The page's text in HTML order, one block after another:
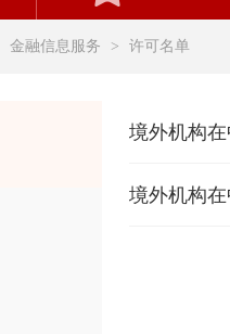
金融信息服务 > 许可名单
境外机构
境外机构